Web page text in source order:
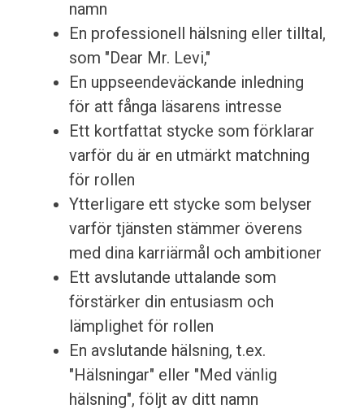
namn
En professionell hälsning eller tilltal,
som "Dear Mr. Levi,"
En uppseendeväckande inledning
för att fånga läsarens intresse
Ett kortfattat stycke som förklarar
varför du är en utmärkt matchning
för rollen
Ytterligare ett stycke som belyser
varför tjänsten stämmer överens
med dina karriärmål och ambitioner
Ett avslutande uttalande som
förstärker din entusiasm och
lämplighet för rollen
En avslutande hälsning, t.ex.
"Hälsningar" eller "Med vänlig
hälsning", följt av ditt namn